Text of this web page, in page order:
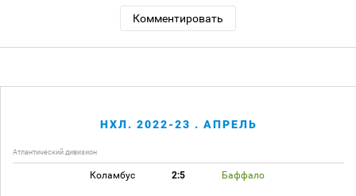
Комментировать
НХЛ. 2022-23 . АПРЕЛЬ
Атлантический дивизион
Коламбус 2:5 Баффало